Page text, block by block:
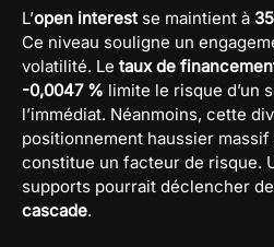
L’open interestse maintient à
Ce niveau souligne un
volatilité. Le taux de
-0,0047 % limite le risque d’un
l’immédiat. Néanmoins, cette
positionnement haussier
constitue un facteur de risque.
supports pourrait déclencher
cascade.